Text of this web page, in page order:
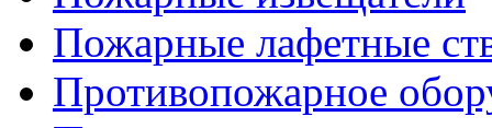
Пожарные лафетные
Противопожарное